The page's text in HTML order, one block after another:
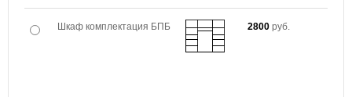
Шкаф комплектация БПБ 2800 руб.